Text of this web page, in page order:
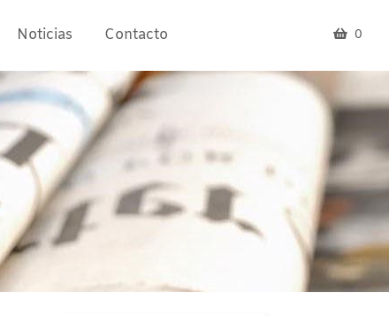
Noticias Contacto 0